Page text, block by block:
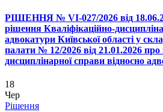
РІШЕННЯ № VІ-027/2026 від
рішення Кваліфікаційно-
адвокатури Київської області у
палати № 12/2026 від 21.01.2026
дисциплінарної справи відносно
18
Чер
Рішення